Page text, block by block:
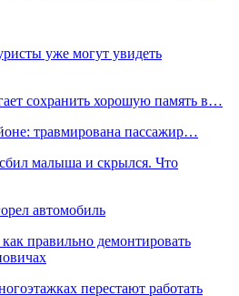
уже могут увидеть
сохранить хорошую память в…
травмирована пассажир…
малыша и скрылся. Что
автомобиль
правильно демонтировать
перестают работать